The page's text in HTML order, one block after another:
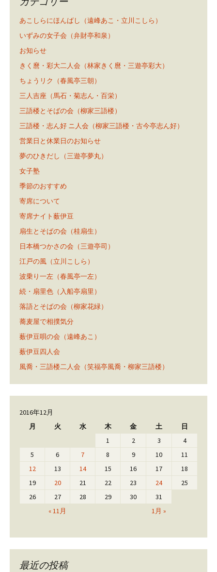
あこしらにほんばし（遠峰あこ・立川こしら）
いずみの女子会（弁財亭和泉）
お知らせ
きく麿・彩大二人会（林家きく麿・三遊亭彩大）
ちょうリク（春風亭三朝）
三人吉座（馬石・菊志ん・百栄）
三語楼とそばの会（柳家三語楼）
三語楼・志ん好 ニ人会（柳家三語楼・古今亭志ん好）
営業日と休業日のお知らせ
夢のひきだし（三遊亭夢丸）
女子塾
季節のおすすめ
寄席について
寄席ナイト薮伊豆
扇生とそばの会（桂扇生）
日本橋つかさの会（三遊亭司）
江戸の風（立川こしら）
波乗り一左（春風亭一左）
続・扇里色（入船亭扇里）
落語とそばの会（柳家花緑）
蕎麦屋で相撲気分
薮伊豆唄の会（遠峰あこ）
薮伊豆四人会
風喬・三語楼二人会（笑福亭風喬・柳家三語楼）
2016年12月
月
火 水 木 金 土 日
« 11月 1月 »
1 2 3
4
5
6 7 8 9 10
11
12
13 14 15 16 17
18
19
20 21 22 23 24
25
26
27 28 29 30 31
最近の投稿